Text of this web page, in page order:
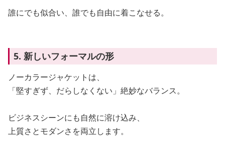
誰にでも似合い、誰でも自由に着こなせる。
5. 新しいフォーマルの形
ノーカラージャケットは、
「堅すぎず、だらしなくない」絶妙なバランス。
ビジネスシーンにも自然に溶け込み、
上質さとモダンさを両立します。